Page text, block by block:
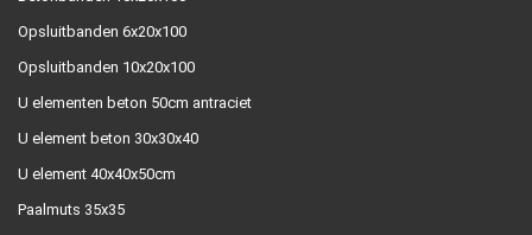
Opsluitbanden 6x20x100
Opsluitbanden 10x20x100
U elementen beton 50cm antraciet
U element beton 30x30x40
U element 40x40x50cm
Paalmuts 35x35